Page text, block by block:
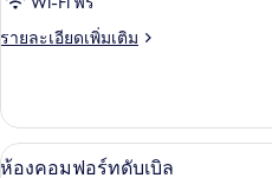
Cartoon
Quadruple
Room
รายละเอียดเพิ่มเติม
ราย
เกี่ยว
กับ
Cartoon
เปิด
5
ห้องคอมฟอร์ทดับเบิล